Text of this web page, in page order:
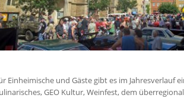
Einheimische und Gäste gibt es im
GEO Kultur, Weinfest, dem